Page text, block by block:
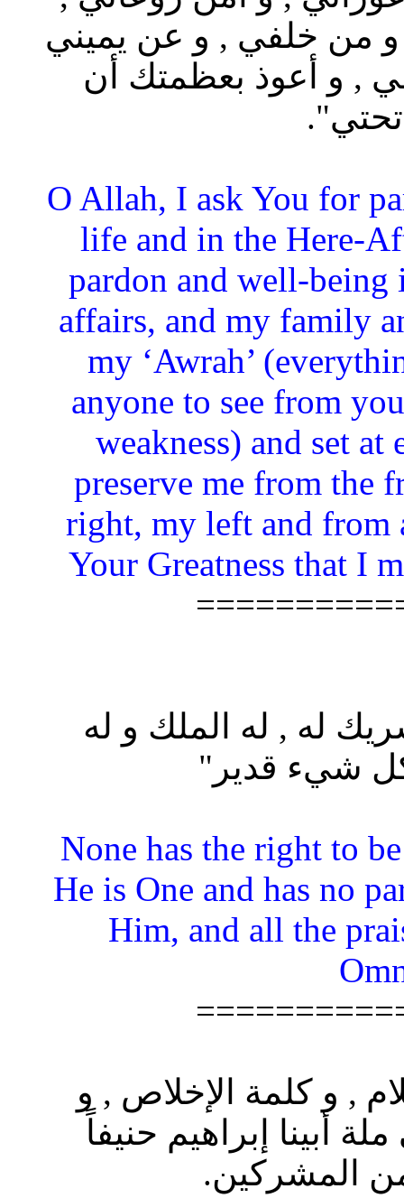
و من خلفي , و عن يميني
, و أعوذ بعظمتك أن
“O Allah, I ask You for
life and in the Here-
pardon and well-
affairs, and my family
my ‘Awrah’
anyone to see from
weakness) and set
preserve me from the
right, my left and from
Your Greatness that I
شريك له , له الملك و له
شيء قدير"
“None has the right to
He is One and has no
Him, and all the
, و كلمة الإخلاص , و
أبينا إبراهيم حنيفاً
المشركين.